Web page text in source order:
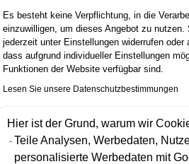
wird mir Raum für
und persönlichen
geboten. Mit
Menschen arbeiten wir
Visionen, Zielen und
Es besteht keine Verpflichtung, in die
einzuwilligen, um dieses Angebot zu nutzen.
jederzeit unter Einstellungen widerrufen oder
dass aufgrund individueller Einstellungen
Funktionen der Website verfügbar sind.
Lesen Sie unsere Datenschutzbestimmungen
Hier ist der Grund, warum wir
Teile Analysen, Werbedaten,
personalisierte Werbedaten mit